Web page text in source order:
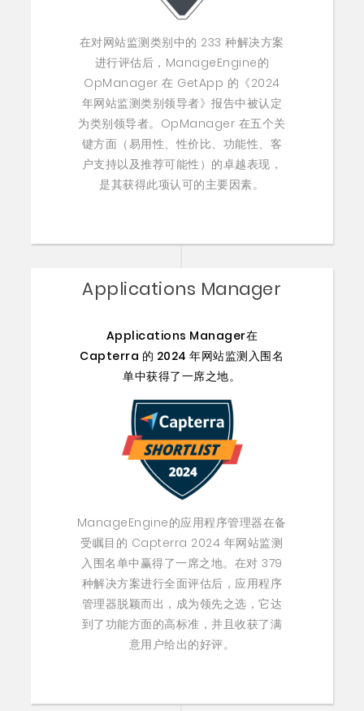
在对网站监测类别中的 233 种解决方案
进行评估后，ManageEngine的
OpManager 在 GetApp 的《2024
年网站监测类别领导者》报告中被认定
为类别领导者。OpManager 在五个关
键方面（易用性、性价比、功能性、客
户支持以及推荐可能性）的卓越表现，
是其获得此项认可的主要因素。
Applications Manager
Applications Manager在
Capterra 的 2024 年网站监测入围名
单中获得了一席之地。
ManageEngine的应用程序管理器在备
受瞩目的 Capterra 2024 年网站监测
入围名单中赢得了一席之地。在对 379
种解决方案进行全面评估后，应用程序
管理器脱颖而出，成为领先之选，它达
到了功能方面的高标准，并且收获了满
意用户给出的好评。